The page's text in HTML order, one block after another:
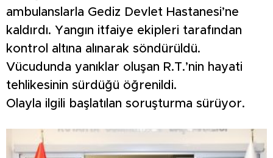
ambulanslarla Gediz Devlet Hastanesi’ne
kaldırdı. Yangın itfaiye ekipleri tarafından
kontrol altına alınarak söndürüldü.
Vücudunda yanıklar oluşan R.T.’nin hayati
tehlikesinin sürdüğü öğrenildi.
Olayla ilgili başlatılan soruşturma sürüyor.